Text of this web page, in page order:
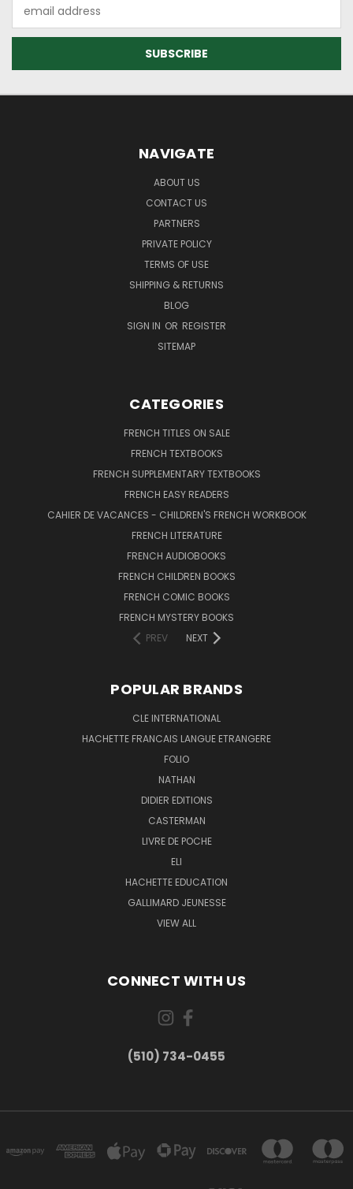
Address
NAVIGATE
ABOUT US
CONTACT US
PARTNERS
PRIVATE POLICY
TERMS OF USE
SHIPPING & RETURNS
BLOG
SIGN IN OR REGISTER
SITEMAP
CATEGORIES
FRENCH TITLES ON SALE
FRENCH TEXTBOOKS
FRENCH SUPPLEMENTARY TEXTBOOKS
FRENCH EASY READERS
CAHIER DE VACANCES - CHILDREN'S FRENCH WORKBOOK
FRENCH LITERATURE
FRENCH AUDIOBOOKS
FRENCH CHILDREN BOOKS
FRENCH COMIC BOOKS
FRENCH MYSTERY BOOKS
PREV
NEXT
POPULAR BRANDS
CLE INTERNATIONAL
HACHETTE FRANCAIS LANGUE ETRANGERE
FOLIO
NATHAN
DIDIER EDITIONS
CASTERMAN
LIVRE DE POCHE
ELI
HACHETTE EDUCATION
GALLIMARD JEUNESSE
VIEW ALL
CONNECT WITH US
(510) 734-0455